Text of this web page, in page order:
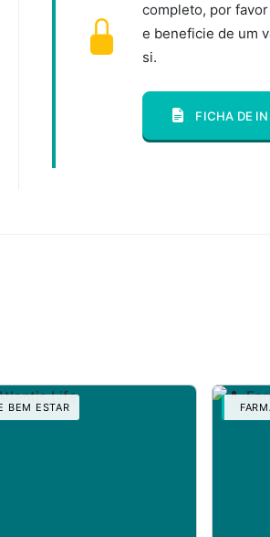
completo, por
e beneficie de um
si.
FICHA DE
BEM ESTAR